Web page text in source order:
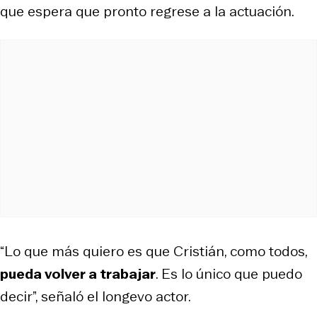
que espera que pronto regrese a la actuación.
“Lo que más quiero es que Cristián, como todos,
pueda volver a trabajar. Es lo único que puedo
decir”, señaló el longevo actor.